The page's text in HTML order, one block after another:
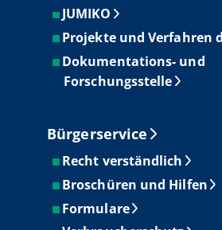
JUMIKO
Projekte und Verfahren
Dokumentations- und
Forschungsstelle
Bürgerservice
Recht verständlich
Broschüren und Hilfen
Formulare